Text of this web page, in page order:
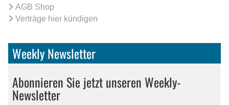
AGB Shop
Verträge hier kündigen
Weekly Newsletter
Abonnieren Sie jetzt unseren Weekly-
Newsletter